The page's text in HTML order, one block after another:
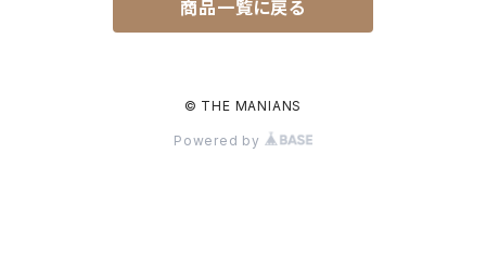
商品一覧に戻る
© THE MANIANS
Powered by